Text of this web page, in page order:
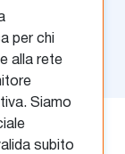
per chi
alla rete
Siamo
subito